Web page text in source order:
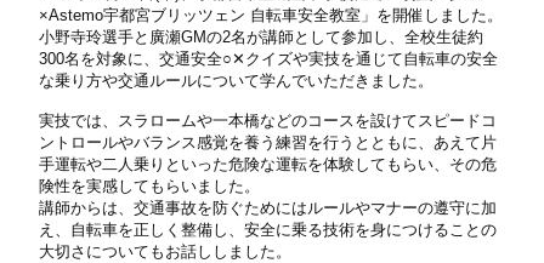
×Astemo宇都宮ブリッツェン 自転車安全教室」を開催しました。​
小野寺玲選手と廣瀬GMの2名が講師として参加し、全校生徒約
300名を対象に、交通安全○✕クイズや実技を通じて自転車の安全
な乗り方や交通ルールについて学んでいただきました。​
実技では、スラロームや一本橋などのコースを設けてスピードコ
ントロールやバランス感覚を養う練習を行うとともに、あえて片
手運転や二人乗りといった危険な運転を体験してもらい、その危
険性を実感してもらいました。​
講師からは、交通事故を防ぐためにはルールやマナーの遵守に加
え、自転車を正しく整備し、安全に乗る技術を身につけることの
大切さについてもお話ししました。​